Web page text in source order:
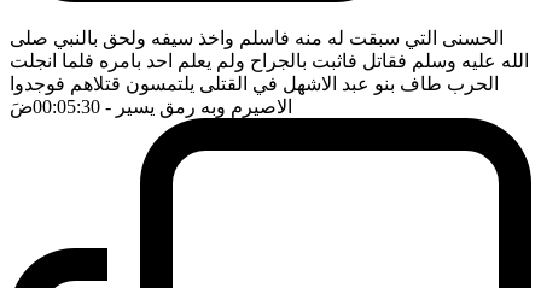
الحسنى التي سبقت له منه فاسلم واخذ سيفه ولحق بالنبي صلى
الله عليه وسلم فقاتل فاثبت بالجراح ولم يعلم احد بامره فلما انجلت
الحرب طاف بنو عبد الاشهل في القتلى يلتمسون قتلاهم فوجدوا
الاصيرم وبه رمق يسير - 00:05:30 ضَ